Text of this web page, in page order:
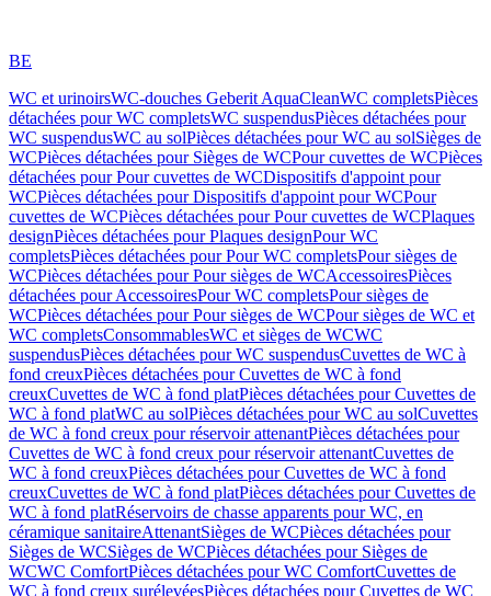
BE
WC et urinoirsWC-douches Geberit AquaCleanWC completsPièces
détachées pour WC completsWC suspendusPièces détachées pour
WC suspendusWC au solPièces détachées pour WC au solSièges de
WCPièces détachées pour Sièges de WCPour cuvettes de WCPièces
détachées pour Pour cuvettes de WCDispositifs d'appoint pour
WCPièces détachées pour Dispositifs d'appoint pour WCPour
cuvettes de WCPièces détachées pour Pour cuvettes de WCPlaques
designPièces détachées pour Plaques designPour WC
completsPièces détachées pour Pour WC completsPour sièges de
WCPièces détachées pour Pour sièges de WCAccessoiresPièces
détachées pour AccessoiresPour WC completsPour sièges de
WCPièces détachées pour Pour sièges de WCPour sièges de WC et
WC completsConsommablesWC et sièges de WCWC
suspendusPièces détachées pour WC suspendusCuvettes de WC à
fond creuxPièces détachées pour Cuvettes de WC à fond
creuxCuvettes de WC à fond platPièces détachées pour Cuvettes de
WC à fond platWC au solPièces détachées pour WC au solCuvettes
de WC à fond creux pour réservoir attenantPièces détachées pour
Cuvettes de WC à fond creux pour réservoir attenantCuvettes de
WC à fond creuxPièces détachées pour Cuvettes de WC à fond
creuxCuvettes de WC à fond platPièces détachées pour Cuvettes de
WC à fond platRéservoirs de chasse apparents pour WC, en
céramique sanitaireAttenantSièges de WCPièces détachées pour
Sièges de WCSièges de WCPièces détachées pour Sièges de
WCWC ComfortPièces détachées pour WC ComfortCuvettes de
WC à fond creux surélevéesPièces détachées pour Cuvettes de WC